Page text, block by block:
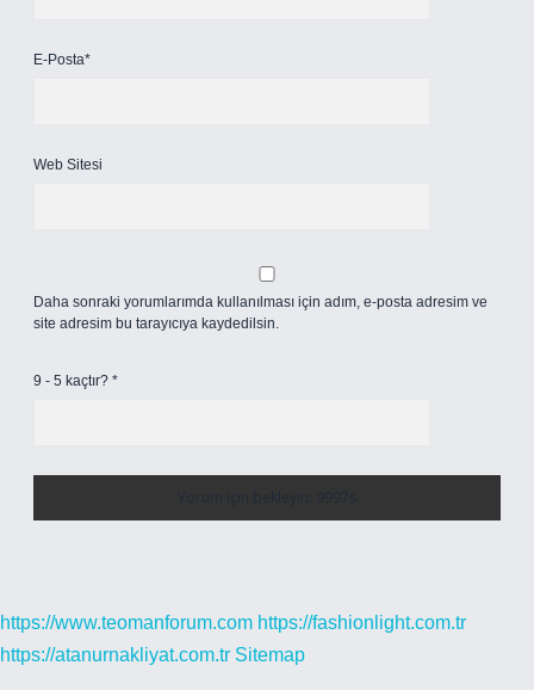
E-Posta*
Web Sitesi
Daha sonraki yorumlarımda kullanılması için adım, e-posta adresim ve
site adresim bu tarayıcıya kaydedilsin.
9 - 5 kaçtır? *
https://www.teomanforum.com https://fashionlight.com.tr
https://atanurnakliyat.com.tr Sitemap